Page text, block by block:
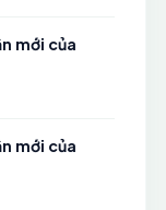
mới của
mới của